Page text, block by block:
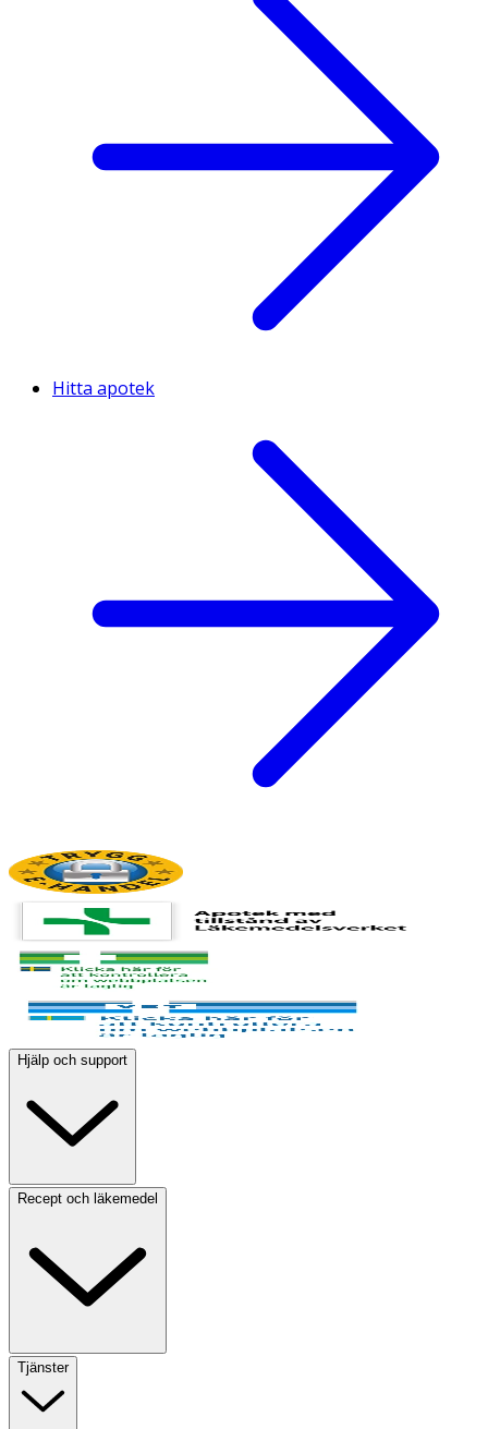
Hitta apotek
Hjälp och support
Recept och läkemedel
Tjänster